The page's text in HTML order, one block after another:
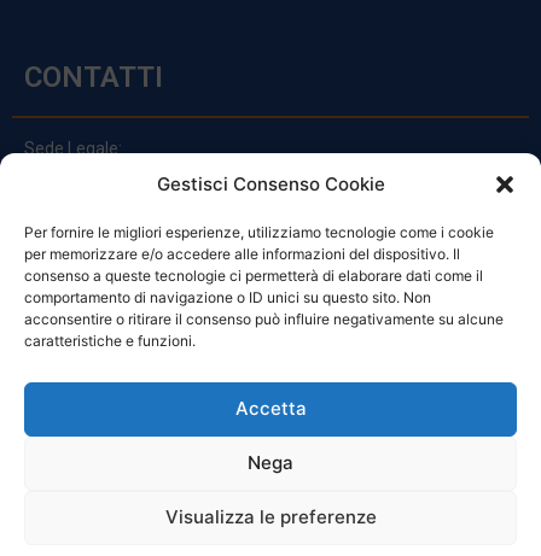
Gestisci Consenso Cookie
Per fornire le migliori esperienze, utilizziamo tecnologie come i cookie
per memorizzare e/o accedere alle informazioni del dispositivo. Il
consenso a queste tecnologie ci permetterà di elaborare dati come il
comportamento di navigazione o ID unici su questo sito. Non
acconsentire o ritirare il consenso può influire negativamente su alcune
caratteristiche e funzioni.
Accetta
Nega
Visualizza le preferenze
CONTATTI
Sede Legale:
Via Principe Di Udine 144
clienti@officinefvg.it
info@officinefvg.it
posta@officinefvgpec.It
ORARI
Sabato: 8:00 – 12:00